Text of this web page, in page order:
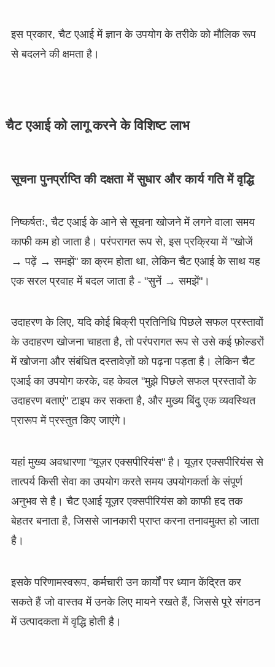
इस प्रकार, चैट एआई में ज्ञान के उपयोग के तरीके को मौलिक रूप
से बदलने की क्षमता है।
चैट एआई को लागू करने के विशिष्ट लाभ
सूचना पुनर्प्राप्ति की दक्षता में सुधार और कार्य गति में वृद्धि
निष्कर्षतः, चैट एआई के आने से सूचना खोजने में लगने वाला समय
काफी कम हो जाता है। परंपरागत रूप से, इस प्रक्रिया में "खोजें
→ पढ़ें → समझें" का क्रम होता था, लेकिन चैट एआई के साथ यह
एक सरल प्रवाह में बदल जाता है - "सुनें → समझें"।
उदाहरण के लिए, यदि कोई बिक्री प्रतिनिधि पिछले सफल प्रस्तावों
के उदाहरण खोजना चाहता है, तो परंपरागत रूप से उसे कई फ़ोल्डरों
में खोजना और संबंधित दस्तावेज़ों को पढ़ना पड़ता है। लेकिन चैट
एआई का उपयोग करके, वह केवल "मुझे पिछले सफल प्रस्तावों के
उदाहरण बताएं" टाइप कर सकता है, और मुख्य बिंदु एक व्यवस्थित
प्रारूप में प्रस्तुत किए जाएंगे।
यहां मुख्य अवधारणा "यूज़र एक्सपीरियंस" है। यूज़र एक्सपीरियंस से
तात्पर्य किसी सेवा का उपयोग करते समय उपयोगकर्ता के संपूर्ण
अनुभव से है। चैट एआई यूज़र एक्सपीरियंस को काफी हद तक
बेहतर बनाता है, जिससे जानकारी प्राप्त करना तनावमुक्त हो जाता
है।
इसके परिणामस्वरूप, कर्मचारी उन कार्यों पर ध्यान केंद्रित कर
सकते हैं जो वास्तव में उनके लिए मायने रखते हैं, जिससे पूरे संगठन
में उत्पादकता में वृद्धि होती है।